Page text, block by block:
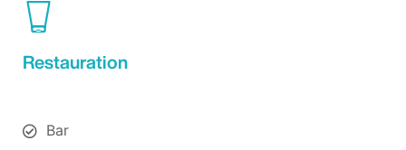
Restauration
Bar